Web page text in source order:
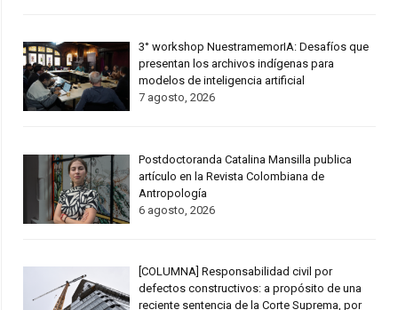
3° workshop NuestramemorIA: Desafíos que
presentan los archivos indígenas para
modelos de inteligencia artificial
7 agosto, 2026
Postdoctoranda Catalina Mansilla publica
artículo en la Revista Colombiana de
Antropología
6 agosto, 2026
[COLUMNA] Responsabilidad civil por
defectos constructivos: a propósito de una
reciente sentencia de la Corte Suprema, por